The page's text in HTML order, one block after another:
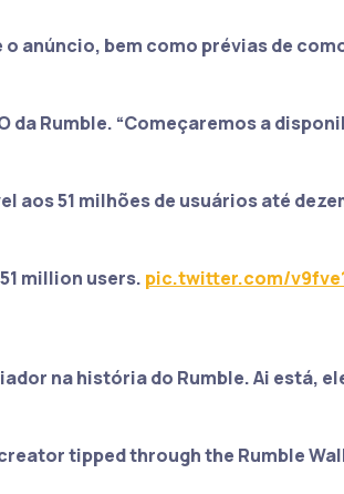
anúncio, bem como prévias de
da Rumble. “Começaremos a
aos 51 milhões de usuários até
million users. pic.twitter.com/
na história do Rumble. Ai está,
tipped through the Rumble